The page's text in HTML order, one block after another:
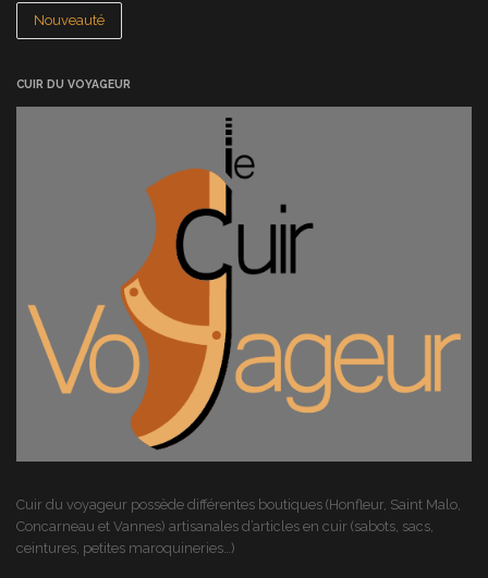
Nouveauté
CUIR DU VOYAGEUR
Cuir du voyageur possède différentes boutiques (Honfleur, Saint Malo,
Concarneau et Vannes) artisanales d’articles en cuir (sabots, sacs,
ceintures, petites maroquineries…)